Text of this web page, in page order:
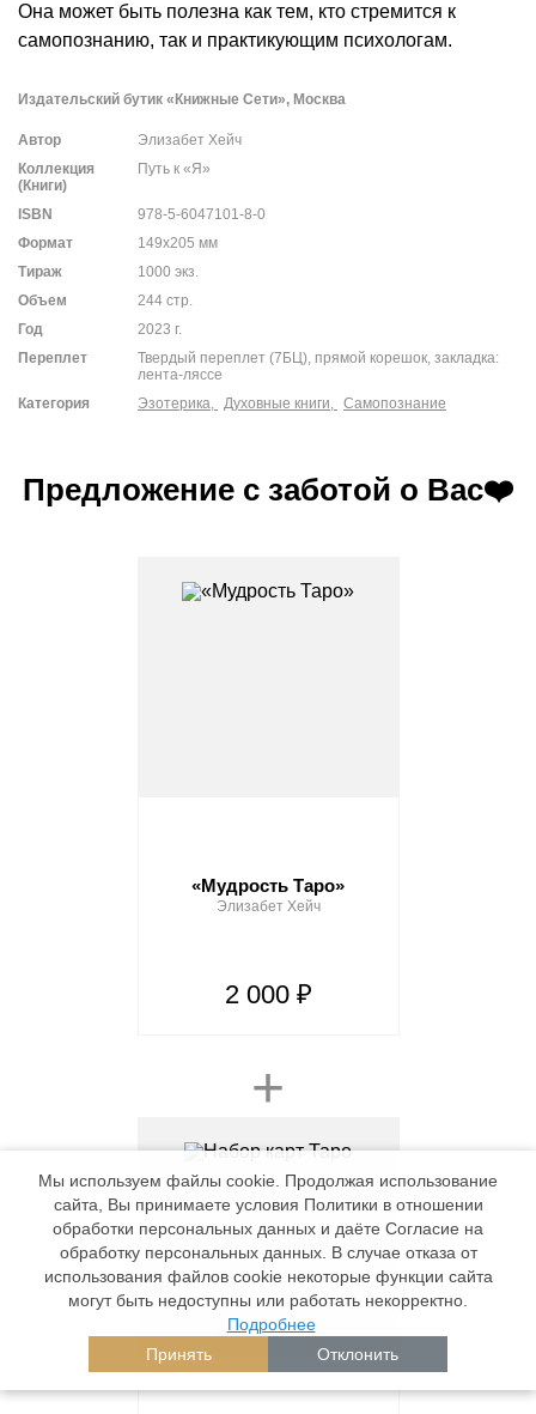
Она может быть полезна как тем, кто стремится к
самопознанию, так и практикующим психологам.
Издательский бутик «Книжные Сети», Москва
Автор
Элизабет Хейч
Коллекция
(Книги)
Путь к «Я»
ISBN
978-5-6047101-8-0
Формат
149х205 мм
Тираж
1000 экз.
Объем
244 стр.
Год
2023 г.
Переплет
Твердый переплет (7БЦ), прямой корешок, закладка:
лента-ляссе
Категория
Эзотерика, Духовные книги, Самопознание
Предложение с заботой о Вас❤️
«Мудрость Таро»
Элизабет Хейч
2 000 ₽
+
Мы используем файлы cookie. Продолжая использование
сайта, Вы принимаете условия Политики в отношении
обработки персональных данных и даёте Согласие на
обработку персональных данных. В случае отказа от
использования файлов cookie некоторые функции сайта
могут быть недоступны или работать некорректно.
Подробнее
Принять
Отклонить